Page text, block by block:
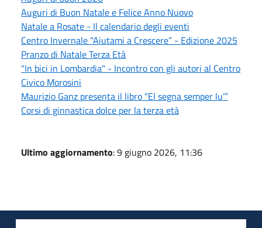
Auguri di Buon Natale e Felice Anno Nuovo
Natale a Rosate - Il calendario degli eventi
Centro Invernale “Aiutami a Crescere” - Edizione 2025
Pranzo di Natale Terza Età
"In bici in Lombardia" - Incontro con gli autori al Centro
Civico Morosini
Maurizio Ganz presenta il libro “El segna semper lu’”
Corsi di ginnastica dolce per la terza età
Ultimo aggiornamento: 9 giugno 2026, 11:36